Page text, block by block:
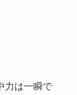
力は一瞬で